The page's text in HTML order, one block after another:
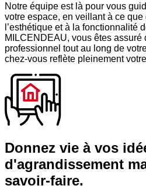
Notre équipe est là pour vous
votre espace, en veillant à ce
l’esthétique et à la fonctionnalité
MILCENDEAU, vous êtes assuré
professionnel tout au long de
chez-vous reflète pleinement
Donnez vie à vos
d'agrandissement
savoir-faire.